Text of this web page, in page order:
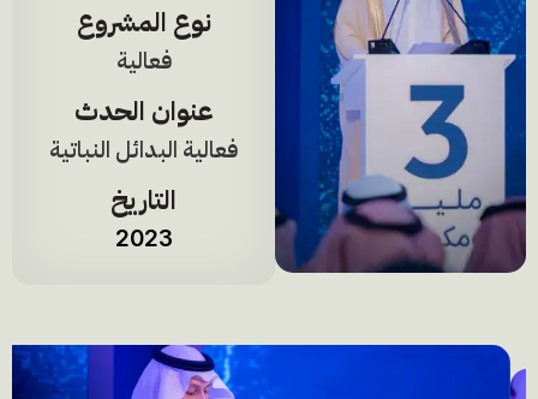
نوع المشروع
فعالية
عنوان الحدث
فعالية البدائل النباتية
التاريخ
2023